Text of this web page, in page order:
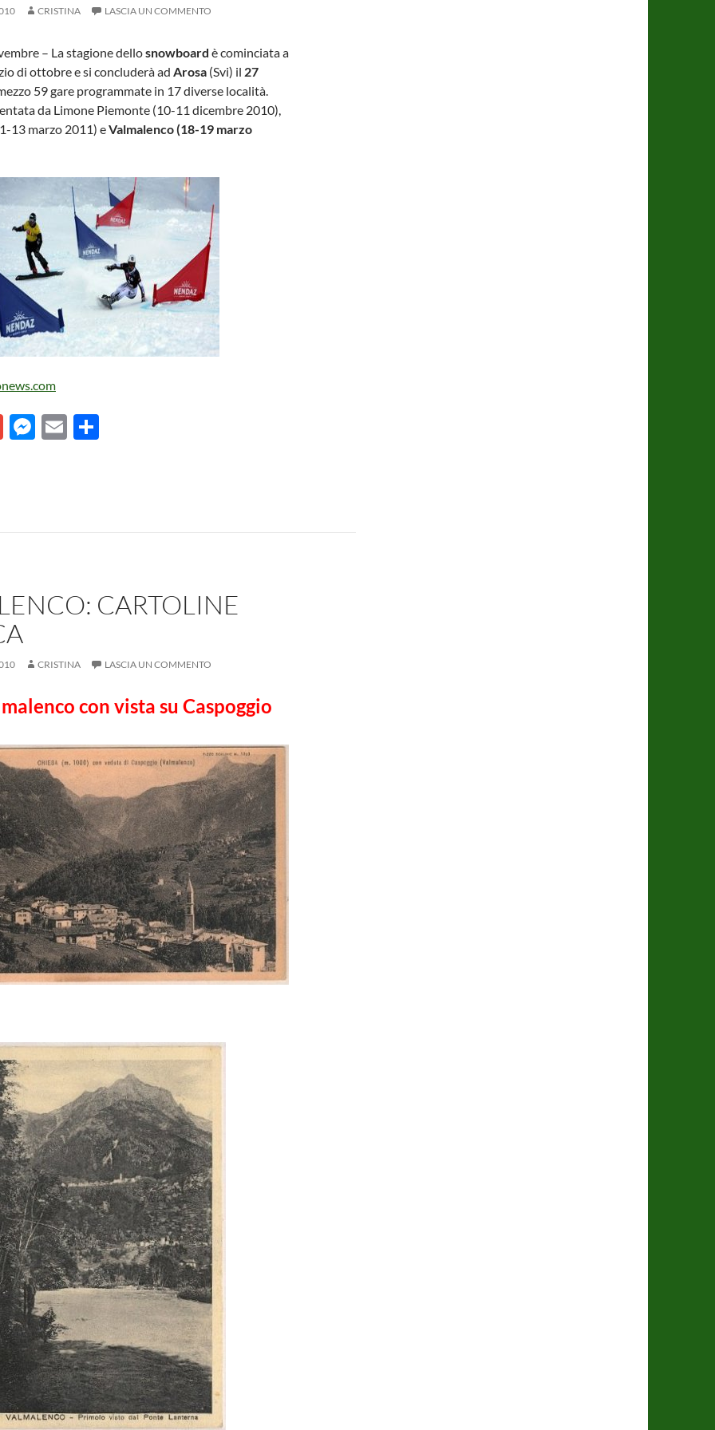
CRISTINA LASCIA UN COMMENTO
– La stagione dellosnowboard è cominciata a
di ottobre e si concluderà ad Arosa (Svi) il 27
59 gare programmate in 17 diverse località.
da Limone Piemonte (10-11 dicembre 2010),
13 marzo 2011) eValmalenco (18-19 marzo
G
M
g
E
vi
CARTOLINE
CRISTINA LASCIA UN COMMENTO
con vista su Caspoggio